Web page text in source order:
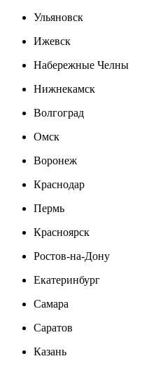
Ульяновск
Ижевск
Набережные Челны
Нижнекамск
Волгоград
Омск
Воронеж
Краснодар
Пермь
Красноярск
Ростов-на-Дону
Екатеринбург
Самара
Саратов
Казань